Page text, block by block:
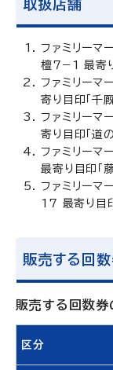
取扱店舗
ファミリーマ
檀7−1 最寄り
ファミリーマ
寄り目印「千
ファミリー
寄り目印「道
ファミリーマ
最寄り目印「
ファミリーマ
17 最寄り目
販売する回
販売する回数券
区分